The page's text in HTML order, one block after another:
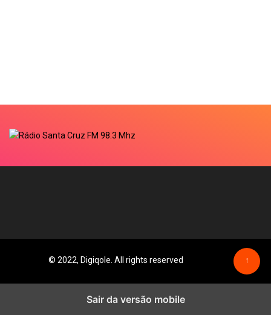
© 2022, Digiqole. All rights reserved ↑
Sair da versão mobile